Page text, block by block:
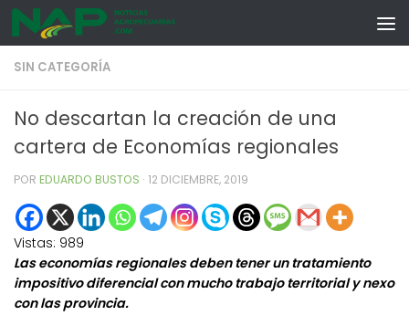
Skip to content
SIN CATEGORÍA
No descartan la creación de una
cartera de Economías regionales
POR EDUARDO BUSTOS · 12 DICIEMBRE, 2019
Vistas: 989
Las economías regionales deben tener un tratamiento
impositivo diferencial con mucho trabajo territorial y nexo
con las provincia.